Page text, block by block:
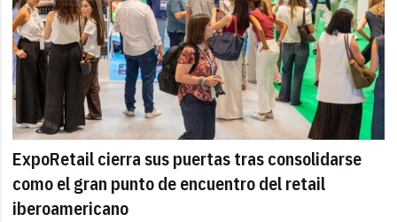
ExpoRetail cierra sus puertas tras consolidarse
como el gran punto de encuentro del retail
iberoamericano